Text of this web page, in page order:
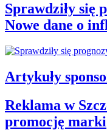
Sprawdziły się
Nowe dane o
Artykuły
Reklama w
promocję marki